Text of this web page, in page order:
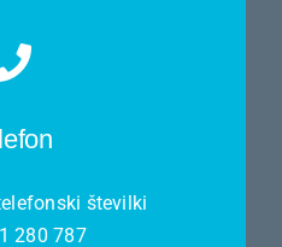
številki
280 787